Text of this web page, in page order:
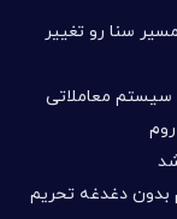
قانون CLARITY آمریکا - حمایت Block مسیر سنا رو تغییر
معاملاتی
دغدغه تحریم